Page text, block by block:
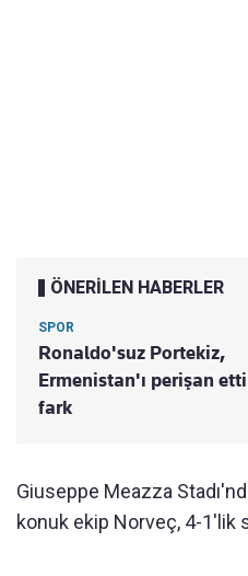
ÖNERİLEN HABERLER
SPOR
Ronaldo'suz Portekiz,
Ermenistan'ı perişan
fark
Giuseppe Meazza
konuk ekip Norveç, 4-1'lik